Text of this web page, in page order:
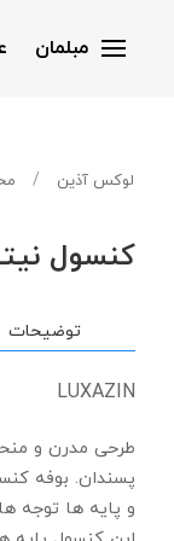
مبلمان
لوکس آذین
کنسول
توضیحات
LUXAZIN
طرحی مدرن و
پسندان. بوفه
و پایه ها توجه